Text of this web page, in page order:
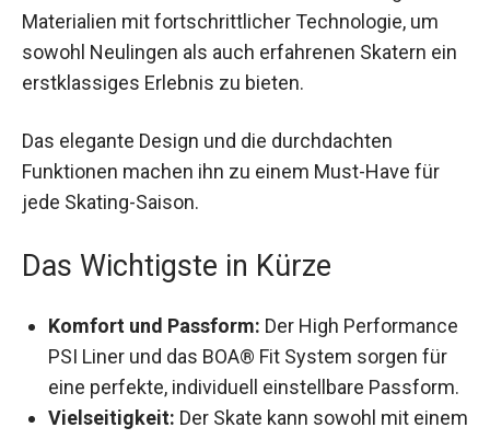
Dieser Fitness-Skate kombiniert hochwertige
Materialien mit fortschrittlicher Technologie, um
sowohl Neulingen als auch erfahrenen Skatern
Das elegante Design und die durchdachten
Funktionen machen ihn zu einem Must-Have für
Komfort und Passform: Der High
Performance PSI Liner und das BOA® Fit
System sorgen für eine perfekte, individuell